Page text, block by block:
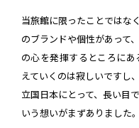
当旅館に限ったことではな
のブランドや個性があって
の心を発揮するところに
えていくのは寂しいですし
立国日本にとって、長い目
いう想いがまずありました。